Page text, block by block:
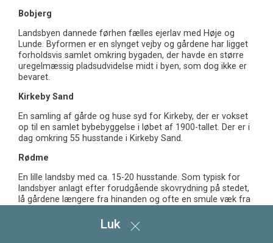
Bobjerg
Landsbyen dannede førhen fælles ejerlav med Høje og
Lunde. Byformen er en slynget vejby og gårdene har ligget
forholdsvis samlet omkring bygaden, der havde en større
uregelmæssig pladsudvidelse midt i byen, som dog ikke er
bevaret.
Kirkeby Sand
En samling af gårde og huse syd for Kirkeby, der er vokset
op til en samlet bybebyggelse i løbet af 1900-tallet. Der er i
dag omkring 55 husstande i Kirkeby Sand.
Rødme
En lille landsby med ca. 15-20 husstande. Som typisk for
landsbyer anlagt efter forudgående skovrydning på stedet,
lå gårdene længere fra hinanden og ofte en smule væk fra
oprindelige pladser, og den oprindelig bytomt er velbevaret.
Også vejforløbet er bevaret, men uheldigt gennemskåret af
Luk